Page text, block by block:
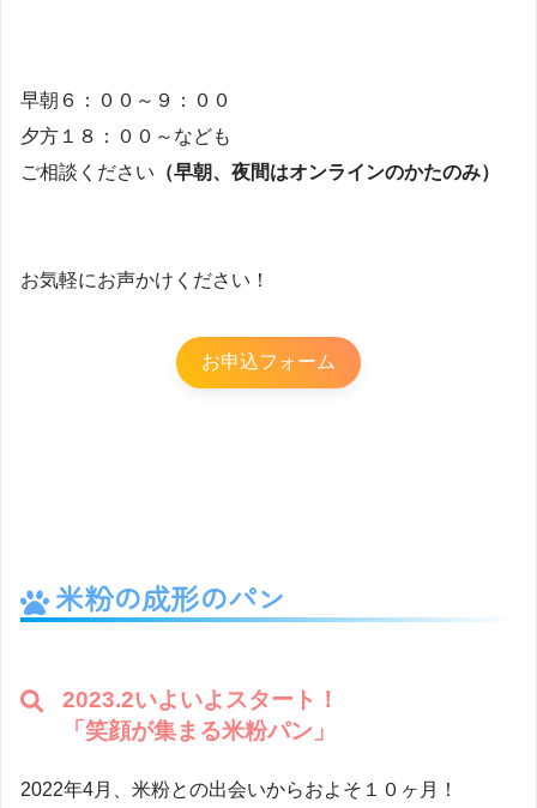
早朝６：００～９：００
夕方１８：００～なども
ご相談ください （早朝、夜間はオンラインのかたのみ）
お気軽にお声かけください！
お申込フォーム
米粉の成形のパン
2023.2いよいよスタート！
「笑顔が集まる米粉パン」
2022年4月、米粉との出会いからおよそ１０ヶ月！